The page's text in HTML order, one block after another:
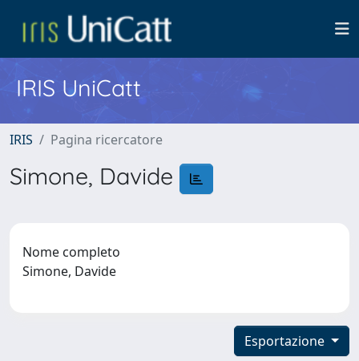
IRIS UniCatt
IRIS Pagina ricercatore
Simone, Davide
Nome completo
Simone, Davide
Esportazione